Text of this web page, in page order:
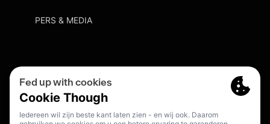
PERS & MEDIA
Cookie Policy
Meldpunt Racisme En Discriminatie